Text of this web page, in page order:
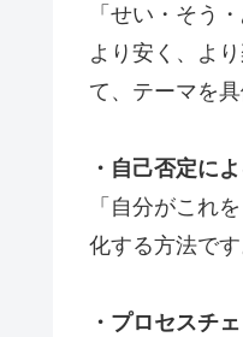
「せい・そう
より安く、よ
て、テーマを
・自己否定に
「自分がこれ
化する方法です
・プロセスチ